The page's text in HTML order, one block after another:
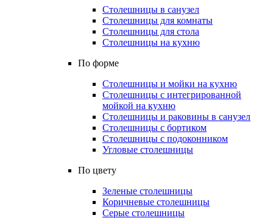
Столешницы в санузел
Столешницы для комнаты
Столешницы для стола
Столешницы на кухню
По форме
Столешницы и мойки на кухню
Столешницы с интегрированной
мойкой на кухню
Столешницы и раковины в санузел
Столешницы с бортиком
Столешницы с подоконником
Угловые столешницы
По цвету
Зеленые столешницы
Коричневые столешницы
Серые столешницы